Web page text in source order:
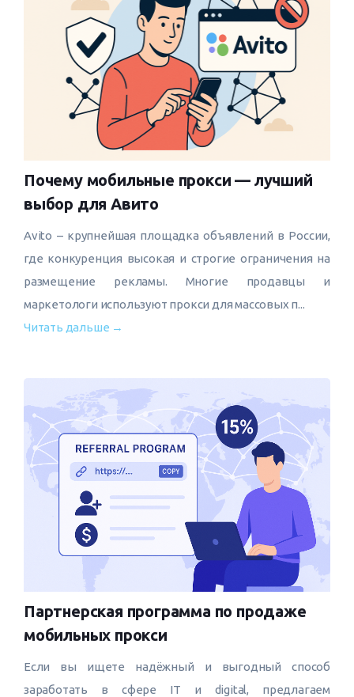
Почему мобильные прокси — лучший
выбор для Авито
Avito – крупнейшая площадка объявлений в России,
где конкуренция высокая и строгие ограничения на
размещение рекламы. Многие продавцы и
маркетологи используют прокси для массовых п...
Читать дальше →
Партнерская программа по продаже
мобильных прокси
Если вы ищете надёжный и выгодный способ
заработать в сфере IT и digital, предлагаем